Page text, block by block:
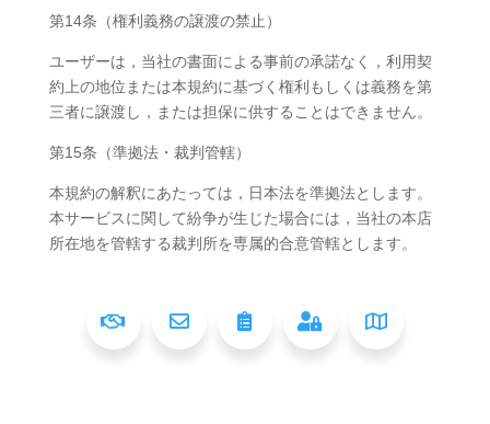
第14条（権利義務の譲渡の禁止）
ユーザーは，当社の書面による事前の承諾なく，利用契
約上の地位または本規約に基づく権利もしくは義務を第
三者に譲渡し，または担保に供することはできません。
第15条（準拠法・裁判管轄）
本規約の解釈にあたっては，日本法を準拠法とします。
本サービスに関して紛争が生じた場合には，当社の本店
所在地を管轄する裁判所を専属的合意管轄とします。